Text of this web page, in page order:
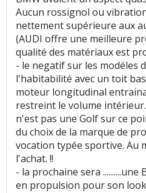
Aucun rossignol ou
nettement supérieure aux
(AUDI offre une meilleure
qualité des matériaux est
- le negatif sur les modéles
l'habitabilité avec un toit
moteur longitudinal
restreint le volume
n'est pas une Golf sur ce
du choix de la marque de
vocation typée sportive. Au
l'achat. !!
- la prochaine sera ..........une
en propulsion pour son